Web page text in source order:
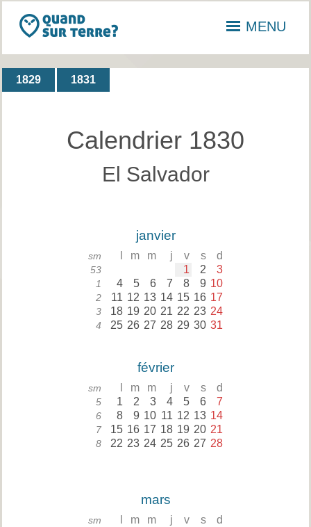
MENU
1829 1831
Calendrier 1830
El Salvador
janvier
sm m m j v s d
53 1 2 3
1 4 5 6 7 8 9 10
2 11 12 13 14 15 16 17
3 18 19 20 21 22 23 24
4 25 26 27 28 29 30 31
février
sm m m j v s d
5 1 2 3 4 5 6 7
6 8 9 10 11 12 13 14
7 15 16 17 18 19 20 21
8 22 23 24 25 26 27 28
mars
sm m m j v s d